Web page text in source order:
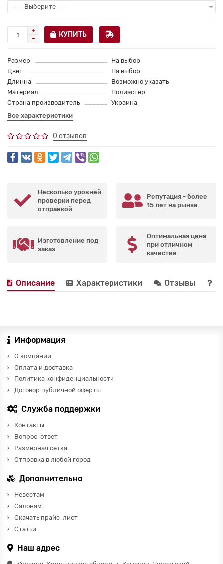
КУПИТЬ
Размер
На выбор
Цвет
На выбор
Длинна
Возможно указать
Материал
Полиэстер
Страна производитель
Украина
Все характеристики
0 отзывов
Несколько уровней
проверки перед
отправкой
Репутация - более
15 лет на рынке
Изготовление под
заказ
Оптимальная цена
при отличном
качестве
Описание Характеристики Отзывы
Информация
О компании
Оплата и доставка
Политика конфиденциальности
Договор публичной оферты
Служба поддержки
Контакты
Вопрос-ответ
Размерная сетка
Отправка в любой город
Дополнительно
Невестам
Салонам
Скачать прайс-лист
Статьи
Наш адрес